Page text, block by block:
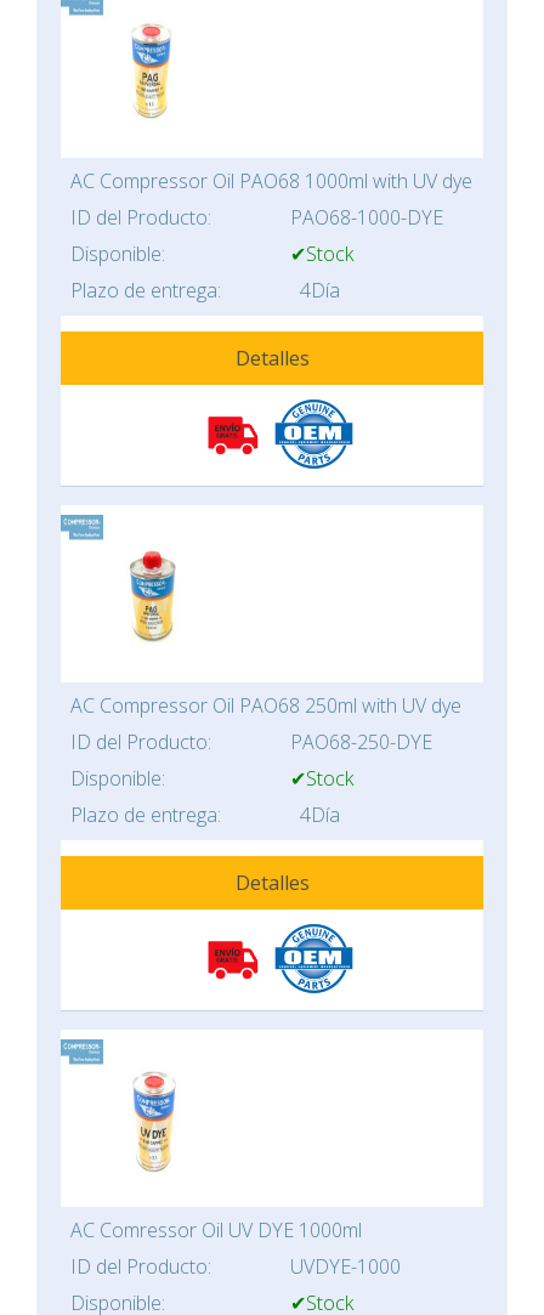
AC Compressor Oil PAO68 1000ml with UV dye
ID del Producto:
PAO68-1000-DYE
Disponible:
✔Stock
Plazo de entrega:
4Día
Detalles
AC Compressor Oil PAO68 250ml with UV dye
ID del Producto:
PAO68-250-DYE
Disponible:
✔Stock
Plazo de entrega:
4Día
Detalles
AC Comressor Oil UV DYE 1000ml
ID del Producto:
UVDYE-1000
Disponible:
✔Stock